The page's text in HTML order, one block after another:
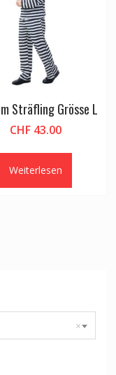
Sträfling Grösse L
CHF 43.00
Weiterlesen
×